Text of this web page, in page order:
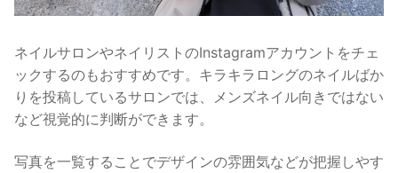
ネイルサロンやネイリストのInstagramアカウントをチェ
ックするのもおすすめです。 キラキラロングのネイルばか
りを投稿しているサロンでは、メンズネイル向きではない
など視覚的に判断ができます。
写真を一覧することでデザインの雰囲気などが把握しやす